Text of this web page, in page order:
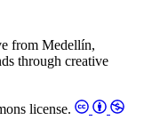
from Medellín,
through creative
license.